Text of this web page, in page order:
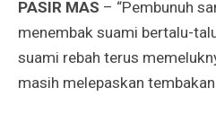
PASIR MAS – “Pembunuh
menembak suami bertalu-
suami rebah terus
masih melepaskan